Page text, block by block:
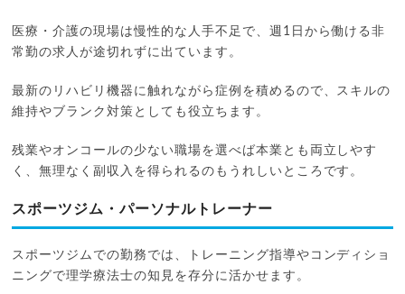
医療・介護の現場は慢性的な人手不足で、週1日から働ける非
常勤の求人が途切れずに出ています。
最新のリハビリ機器に触れながら症例を積めるので、スキルの
維持やブランク対策としても役立ちます。
残業やオンコールの少ない職場を選べば本業とも両立しやす
く、無理なく副収入を得られるのもうれしいところです。
スポーツジム・パーソナルトレーナー
スポーツジムでの勤務では、トレーニング指導やコンディショ
ニングで理学療法士の知見を存分に活かせます。